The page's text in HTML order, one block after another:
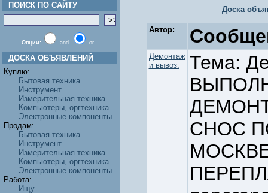
ПОИСК ПО САЙТУ
Опции: and or
ДОСКА ОБЪЯВЛЕНИЙ
Куплю:
Бытовая техника
Инструмент
Измерительная техника
Компьютеры, оргтехника
Электронные компоненты
Продам:
Бытовая техника
Инструмент
Измерительная техника
Компьютеры, оргтехника
Электронные компоненты
Работа:
Ищу
Доска
Автор:
Демонтаж
и вывоз.
Тема:
СНОС